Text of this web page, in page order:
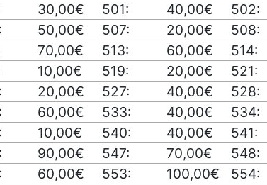
30,00€ 501: 40,00€ 502:
50,00€ 507: 20,00€ 508:
70,00€ 513: 60,00€ 514:
10,00€ 519: 20,00€ 521:
20,00€ 527: 40,00€ 528:
60,00€ 533: 40,00€ 534:
10,00€ 540: 40,00€ 541:
90,00€ 547: 70,00€ 548:
60,00€ 553: 100,00€ 554: